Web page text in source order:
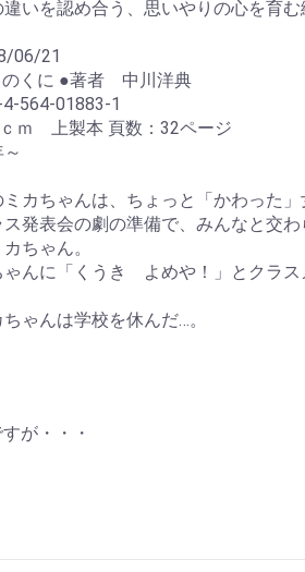
いを認め合う、思いやりの心を育む
06/21
のくに ●著者 中川洋典
564-01883-1
ｍ 上製本 頁数：32ページ
カちゃんは、ちょっと「かわった」
発表会の劇の準備で、みんなと交
ちゃん。
ゃんに「くうき よめや！」とクラス
ゃんは学校を休んだ…。
が・・・